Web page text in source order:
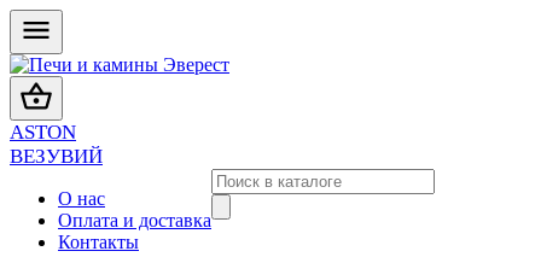
ASTON
ВЕЗУВИЙ
О нас
Оплата и доставка
Контакты